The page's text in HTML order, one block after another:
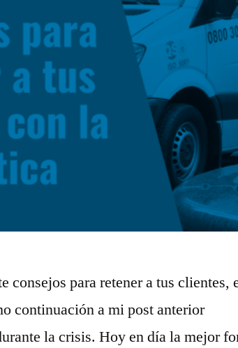
consejos para retener a tus clientes,
continuación a mi post anterior
la crisis. Hoy en día la mejor